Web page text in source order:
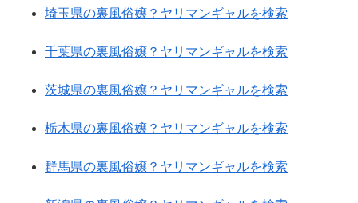
埼玉県の裏風俗嬢？ヤリマンギャルを検索
千葉県の裏風俗嬢？ヤリマンギャルを検索
茨城県の裏風俗嬢？ヤリマンギャルを検索
栃木県の裏風俗嬢？ヤリマンギャルを検索
群馬県の裏風俗嬢？ヤリマンギャルを検索